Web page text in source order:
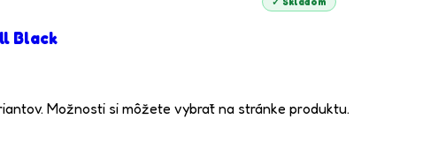
Black
Možnosti si môžete vybrať na stránke produktu.